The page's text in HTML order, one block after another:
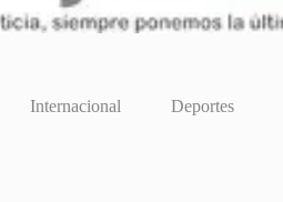
Internacional Deportes